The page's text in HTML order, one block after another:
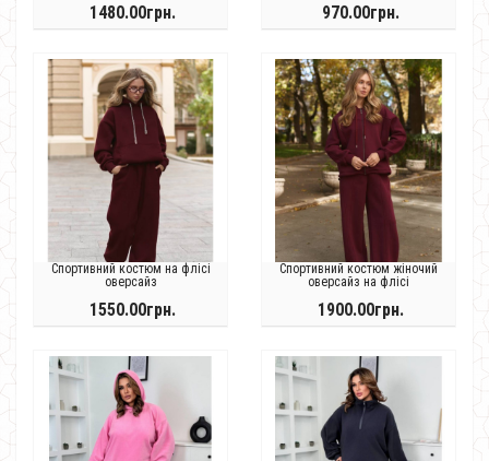
1480.00грн. 970.00грн.
Спортивний костюм на флісі
оверсайз
1550.00грн.
Спортивний костюм жіночий
оверсайз на флісі
1900.00грн.